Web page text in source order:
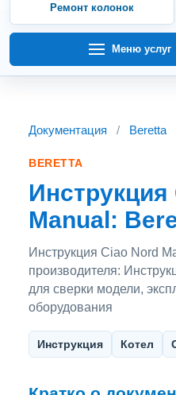
Ремонт колонок
Меню услуг
Документация / Beretta
BERETTA
Инструкция
Manual:
Инструкция Ciao Nord
производителя:
для сверки модели,
оборудования
Инструкция Котел